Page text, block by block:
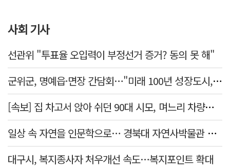
사회 기사
선관위 "투표율 오입력이 부정선거 증거? 동의 못 해"
군위군, 명예읍·면장 간담회…"미래 100년 성장도시, 품격있는 행복도시" 교감
[속보] 집 차고서 앉아 쉬던 90대 시모, 며느리 차량에 치여 사망
일상 속 자연을 인문학으로… 경북대 자연사박물관 특강 개최
대구시, 복지종사자 처우개선 속도…복지포인트 확대